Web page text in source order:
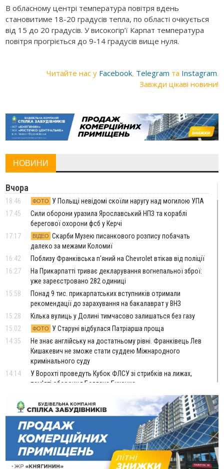
В обласному центрі температура повітря вдень
становитиме 18-20 градусів тепла, по області очікується
від 15 до 20 градусів. У високогір’ї Карпат температура
повітря прогріється до 9-14 градусів вище нуля.
Читайте нас у Facebook, Telegram та Instagram.
Завжди цікаві новини!
НОВИНИ
Вчора
18:46 ФОТО
У Польщі невідомі скоїли наругу над могилою УПА
17:45
Сили оборони уразила Ярославський НПЗ та кораблі
берегової охорони фсб у Керчі
17:17
ВІДЕО Скарби Музею писанкового розпису побачать
далеко за межами Коломиї
16:42
Поблизу Франківська п'яний на Chevrolet втікав від поліції
16:27
На Прикарпатті триває декларування вогнепальної зброї:
уже зареєстровано 282 одиниці
15:58
Понад 9 тис. прикарпатських вступників отримали
рекомендації до зарахування на бакалаврат у ВНЗ
15:28
Кілька вулиць у Долині тимчасово залишаться без газу
15:02
ФОТО
У Старуні відбулася Патріарша проща
14:35
Не знає англійську на достатньому рівні. Франківець Лев
Кишакевич не зможе стати суддею Міжнародного
кримінального суду
14:14
У Ворохті проведуть Кубок ФЛСУ зі стрибків на лижах,
пам'яті оборонця Богдана Бухонка
На Калущині розшукали чоловіка, який три дні
блукав у лісі
13:14
Боднар розповів про реакцію влади Польщі на атаки на
українців та про зміни після 23 серпня
12:31
ВІДЕО "Едельвейси" щемливо привітали рідну Коломию з
Днем міста
11:55
Вчора у Франківську, Коломиї, Долині та Яремче